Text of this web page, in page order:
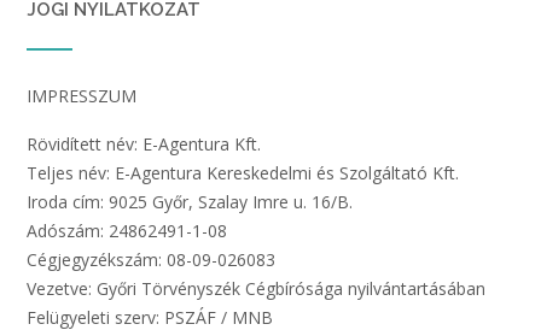
JOGI NYILATKOZAT
IMPRESSZUM
Rövidített név: E-Agentura Kft.
Teljes név: E-Agentura Kereskedelmi és Szolgáltató Kft.
Iroda cím: 9025 Győr, Szalay Imre u. 16/B.
Adószám: 24862491-1-08
Cégjegyzékszám: 08-09-026083
Vezetve: Győri Törvényszék Cégbírósága nyilvántartásában
Felügyeleti szerv: PSZÁF / MNB